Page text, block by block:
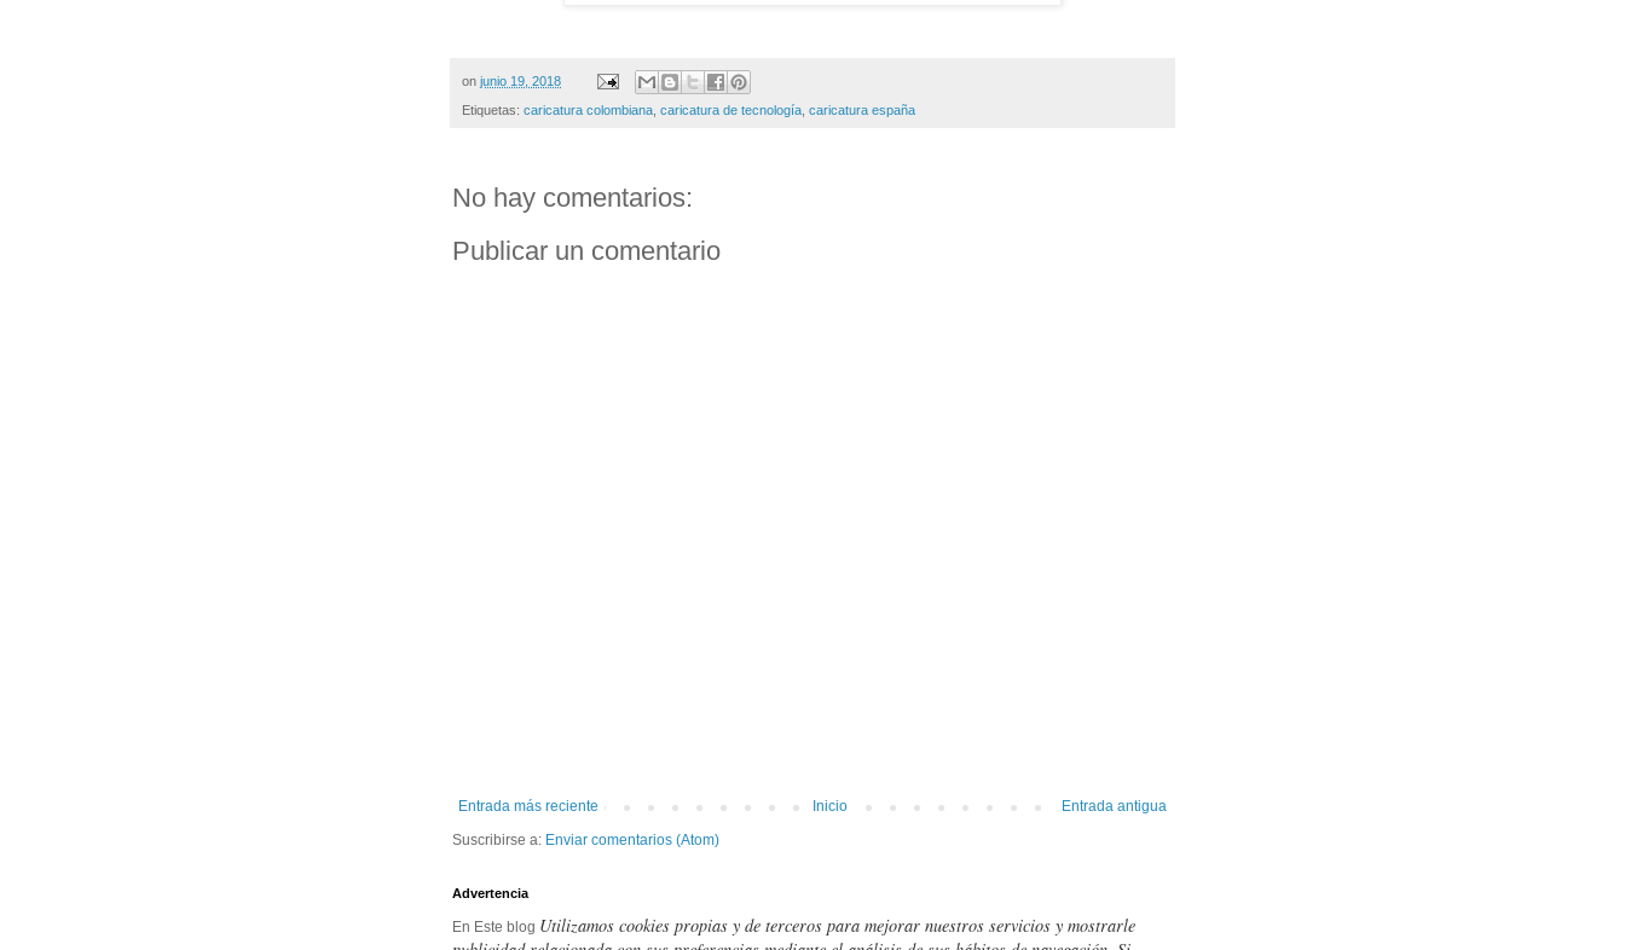
on junio 19, 2018
Etiquetas: caricatura colombiana caricatura de tecnología caricatura españa
No hay comentarios:
Publicar un comentario
Entrada más reciente Entrada antigua
Inicio
Suscribirse a: Enviar comentarios (Atom)
Advertencia
En Este blog Utilizamos cookies propias y de terceros para mejorar nuestros servicios y mostrarle